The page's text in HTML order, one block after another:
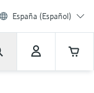
España (Español)